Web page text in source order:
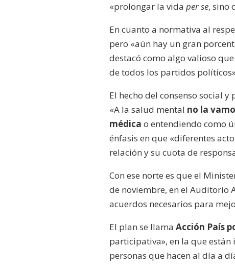
«prolongar la vidaper se, sino
En cuanto a normativa al
pero «aún hay un gran
destacó como algo valioso
de todos los partidos
El hecho del consenso social
«A la salud mental no la
médica o entendiendo como
énfasis en que «diferentes
relación y su cuota de
Con ese norte es que el
de noviembre, en el Auditorio
acuerdos necesarios para
El plan se llamaAcción País
participativa», en la que
personas que hacen al día a